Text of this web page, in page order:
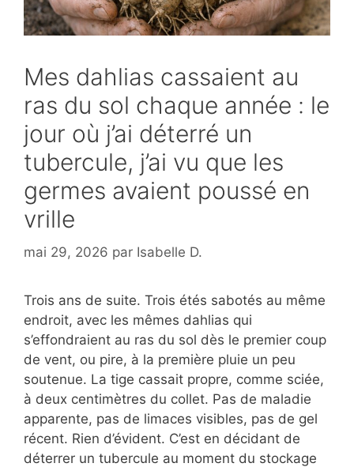
Mes dahlias cassaient au
ras du sol chaque année : le
jour où j’ai déterré un
tubercule, j’ai vu que les
germes avaient poussé en
vrille
mai 29, 2026 par Isabelle D.
Trois ans de suite. Trois étés sabotés au même
endroit, avec les mêmes dahlias qui
s’effondraient au ras du sol dès le premier coup
de vent, ou pire, à la première pluie un peu
soutenue. La tige cassait propre, comme sciée,
à deux centimètres du collet. Pas de maladie
apparente, pas de limaces visibles, pas de gel
récent. Rien d’évident. C’est en décidant de
déterrer un tubercule au moment du stockage